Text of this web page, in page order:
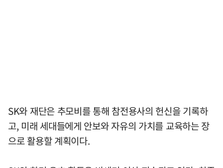
SK와 재단은 추모비를 통해 참전용사의 헌신을 기록하
고, 미래 세대들에게 안보와 자유의 가치를 교육하는 장
으로 활용할 계획이다.